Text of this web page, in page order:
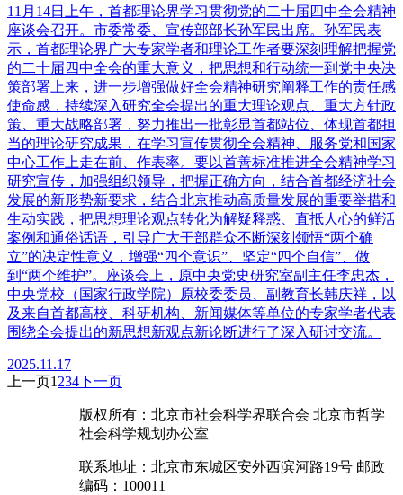
11月14日上午，首都理论界学习贯彻党的二十届四中全会精神
座谈会召开。市委常委、宣传部部长孙军民出席。孙军民表
示，首都理论界广大专家学者和理论工作者要深刻理解把握党
的二十届四中全会的重大意义，把思想和行动统一到党中央决
策部署上来，进一步增强做好全会精神研究阐释工作的责任感
使命感，持续深入研究全会提出的重大理论观点、重大方针政
策、重大战略部署，努力推出一批彰显首都站位、体现首都担
当的理论研究成果，在学习宣传贯彻全会精神、服务党和国家
中心工作上走在前、作表率。要以首善标准推进全会精神学习
研究宣传，加强组织领导，把握正确方向，结合首都经济社会
发展的新形势新要求，结合北京推动高质量发展的重要举措和
生动实践，把思想理论观点转化为解疑释惑、直抵人心的鲜活
案例和通俗话语，引导广大干部群众不断深刻领悟“两个确
立”的决定性意义，增强“四个意识”、坚定“四个自信”、做
到“两个维护”。座谈会上，原中央党史研究室副主任李忠杰，
中央党校（国家行政学院）原校委委员、副教育长韩庆祥，以
及来自首都高校、科研机构、新闻媒体等单位的专家学者代表
围绕全会提出的新思想新观点新论断进行了深入研讨交流。
2025.11.17
上一页1 234下一页
版权所有：北京市社会科学界联合会 北京市哲学
社会科学规划办公室
联系地址：北京市东城区安外西滨河路19号 邮政
编码：100011